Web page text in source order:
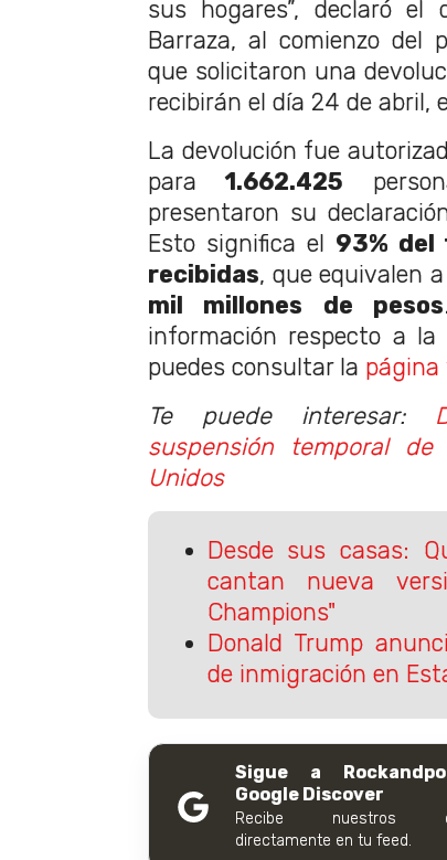
sus hogares”, declaró el
Barraza, al comienzo del
que solicitaron una
recibirán el día 24 de abril,
La devolución fue
para1.662.425
presentaron su
Esto significa el 93% del
recibidas, que equivalen
mil millones de pesos
información respecto a la
puedes consultar la página
Te puede interesar:
suspensión temporal
Unidos
Desde sus casas:
cantan nueva
Champions"
Donald Trump
de inmigración en
Sigue a
Google Discover
Recibe nuestros
directamente en tu feed.